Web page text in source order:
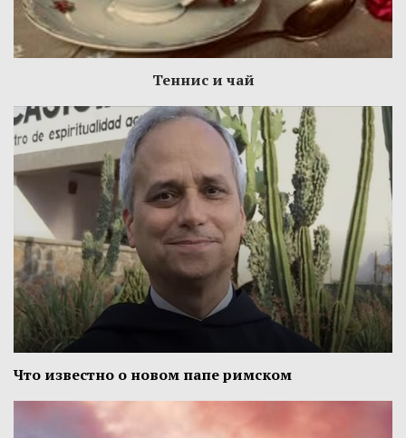
Теннис и чай
Что известно о новом папе римском